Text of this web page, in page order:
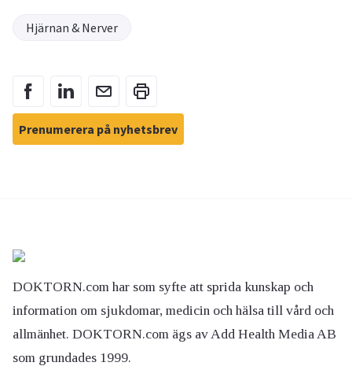
Hjärnan & Nerver
Prenumerera på nyhetsbrev
DOKTORN.com har som syfte att sprida kunskap och
information om sjukdomar, medicin och hälsa till vård och
allmänhet. DOKTORN.com ägs av Add Health Media AB
som grundades 1999.